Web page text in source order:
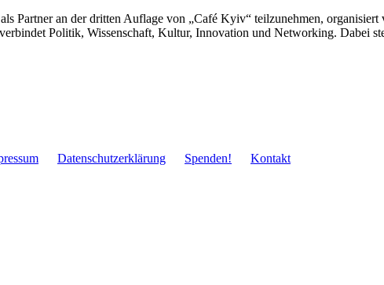
Partner an der dritten Auflage von „Café Kyiv“ teilzu­nehmen,
Politik, Wissen­schaft, Kultur, Inno­va­tion und Net­wor­king. Dabei
Daten­schutz­er­klä­rung Spenden! Kontakt